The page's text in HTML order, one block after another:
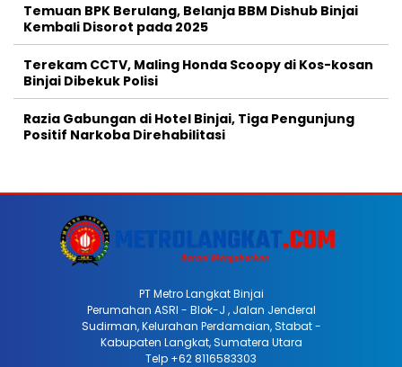
Temuan BPK Berulang, Belanja BBM Dishub Binjai
Kembali Disorot pada 2025
Terekam CCTV, Maling Honda Scoopy di Kos-kosan
Binjai Dibekuk Polisi
Razia Gabungan di Hotel Binjai, Tiga Pengunjung
Positif Narkoba Direhabilitasi
PT Metro Langkat Binjai
Perumahan ASRI - Blok-J , Jalan Jenderal
Sudirman, Kelurahan Perdamaian, Stabat -
Kabupaten Langkat, Sumatera Utara
Telp +62 8116583303